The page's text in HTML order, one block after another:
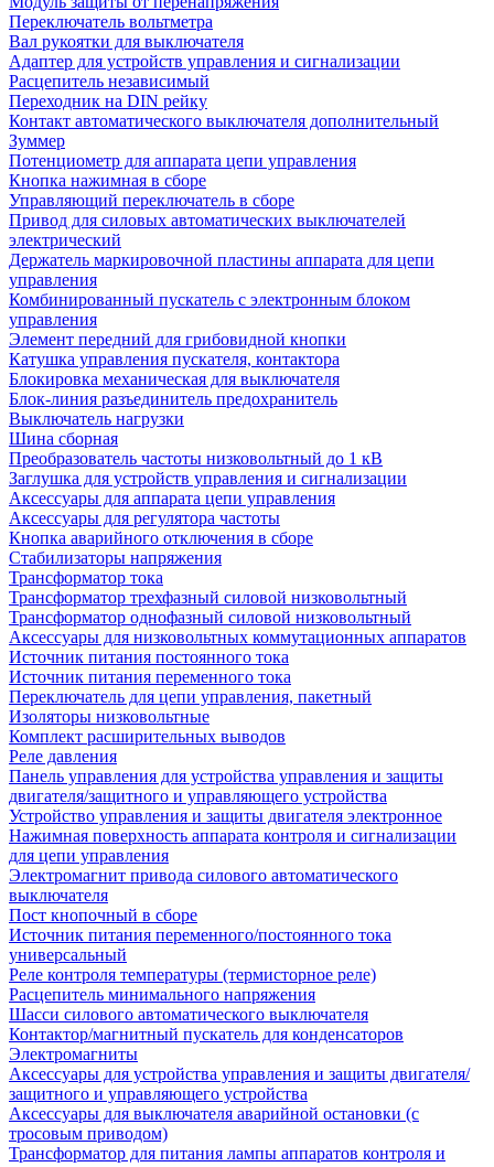
Переключатель вольтметра
Вал рукоятки для выключателя
Адаптер для устройств управления и сигнализации
Расцепитель независимый
Переходник на DIN рейку
Контакт автоматического выключателя дополнительный
Зуммер
Потенциометр для аппарата цепи управления
Кнопка нажимная в сборе
Управляющий переключатель в сборе
Привод для силовых автоматических выключателей
электрический
Держатель маркировочной пластины аппарата для цепи
управления
Комбинированный пускатель с электронным блоком
управления
Элемент передний для грибовидной кнопки
Катушка управления пускателя, контактора
Блокировка механическая для выключателя
Блок-линия разъединитель предохранитель
Выключатель нагрузки
Шина сборная
Преобразователь частоты низковольтный до 1 кВ
Заглушка для устройств управления и сигнализации
Аксессуары для аппарата цепи управления
Аксессуары для регулятора частоты
Кнопка аварийного отключения в сборе
Стабилизаторы напряжения
Трансформатор тока
Трансформатор трехфазный силовой низковольтный
Трансформатор однофазный силовой низковольтный
Аксессуары для низковольтных коммутационных аппаратов
Источник питания постоянного тока
Источник питания переменного тока
Переключатель для цепи управления, пакетный
Изоляторы низковольтные
Комплект расширительных выводов
Реле давления
Панель управления для устройства управления и защиты
двигателя/защитного и управляющего устройства
Устройство управления и защиты двигателя электронное
Нажимная поверхность аппарата контроля и сигнализации
для цепи управления
Электромагнит привода силового автоматического
выключателя
Пост кнопочный в сборе
Источник питания переменного/постоянного тока
универсальный
Реле контроля температуры (термисторное реле)
Расцепитель минимального напряжения
Шасси силового автоматического выключателя
Контактор/магнитный пускатель для конденсаторов
Электромагниты
Аксессуары для устройства управления и защиты двигателя/
защитного и управляющего устройства
Аксессуары для выключателя аварийной остановки (с
тросовым приводом)
Трансформатор для питания лампы аппаратов контроля и